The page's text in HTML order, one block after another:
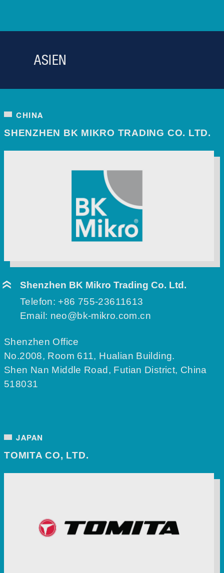
ASIEN
CHINA
SHENZHEN BK MIKRO TRADING CO. LTD.
Shenzhen BK Mikro Trading Co. Ltd.
Telefon: +86 755-23611613
Email: neo@bk-mikro.com.cn
Shenzhen Office
No.2008, Room 611, Hualian Building.
Shen Nan Middle Road, Futian District, China
518031
JAPAN
TOMITA CO, LTD.